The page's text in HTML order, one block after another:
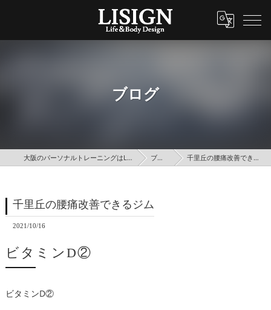
ブログ
大阪のパーソナルトレーニングはLISIGN ブログ 千里丘の腰痛改善できるジム
千里丘の腰痛改善できるジム
2021/10/16
ビタミンD②
ビタミンD②